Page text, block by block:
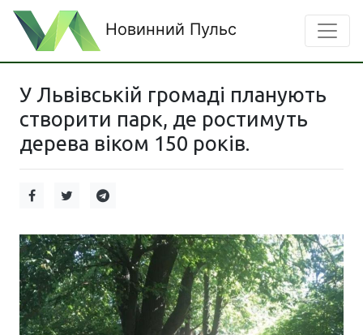
Новинний Пульс
У Львівській громаді планують
створити парк, де ростимуть
дерева віком 150 років.